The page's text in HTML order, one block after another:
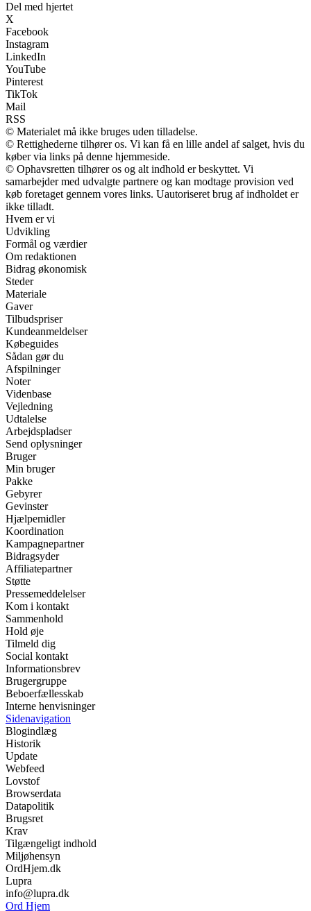
Del med hjertet
X
Facebook
Instagram
LinkedIn
YouTube
Pinterest
TikTok
Mail
RSS
© Materialet må ikke bruges uden tilladelse.
© Rettighederne tilhører os. Vi kan få en lille andel af salget, hvis du
køber via links på denne hjemmeside.
© Ophavsretten tilhører os og alt indhold er beskyttet. Vi
samarbejder med udvalgte partnere og kan modtage provision ved
køb foretaget gennem vores links. Uautoriseret brug af indholdet er
ikke tilladt.
Hvem er vi
Udvikling
Formål og værdier
Om redaktionen
Bidrag økonomisk
Steder
Materiale
Gaver
Tilbudspriser
Kundeanmeldelser
Købeguides
Sådan gør du
Afspilninger
Noter
Videnbase
Vejledning
Udtalelse
Arbejdspladser
Send oplysninger
Bruger
Min bruger
Pakke
Gebyrer
Gevinster
Hjælpemidler
Koordination
Kampagnepartner
Bidragsyder
Affiliatepartner
Støtte
Pressemeddelelser
Kom i kontakt
Sammenhold
Hold øje
Tilmeld dig
Social kontakt
Informationsbrev
Brugergruppe
Beboerfællesskab
Interne henvisninger
Sidenavigation
Blogindlæg
Historik
Update
Webfeed
Lovstof
Browserdata
Datapolitik
Brugsret
Krav
Tilgængeligt indhold
Miljøhensyn
OrdHjem.dk
Lupra
info@lupra.dk
Ord Hjem